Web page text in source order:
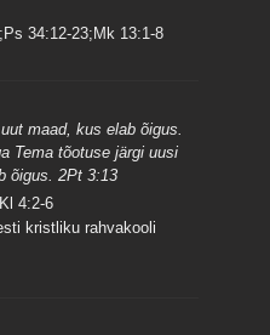
34:12-23;Mk 13:1-8
maad, kus elab õigus.
Tema tõotuse järgi uusi
õigus. 2Pt 3:13
4:2-6
kristliku rahvakooli